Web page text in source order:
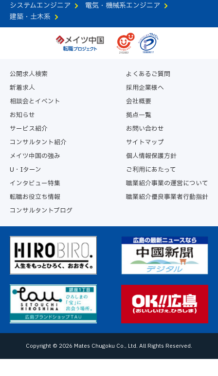
システムエンジニア
電気・機械系エンジニア
建築・土木系
公開求人検索
新着求人
相談会とイベント
お知らせ
サービス紹介
コンサルタント紹介
メイツ中国の強み
U・Iターン
インタビュー特集
転職お役立ち情報
コンサルタントブログ
よくあるご質問
採用企業様へ
会社概要
拠点一覧
お問い合わせ
サイトマップ
個人情報保護方針
ご利用にあたって
職業紹介事業の運営について
職業紹介優良事業者行動指針
Copyright © 2026 Mates Chugoku Co., Ltd. All Rights Reserved.